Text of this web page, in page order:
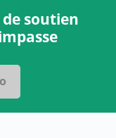
soutien